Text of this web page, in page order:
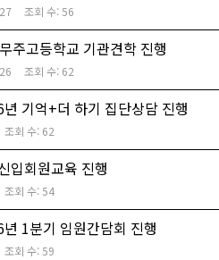
조회 수:56
주고등학교 기관견학 진행
조회 수: 62
기억+더 하기 집단상담 진행
조회 수: 62
입회원교육 진행
조회 수:54
1분기 임원간담회 진행
조회 수:59